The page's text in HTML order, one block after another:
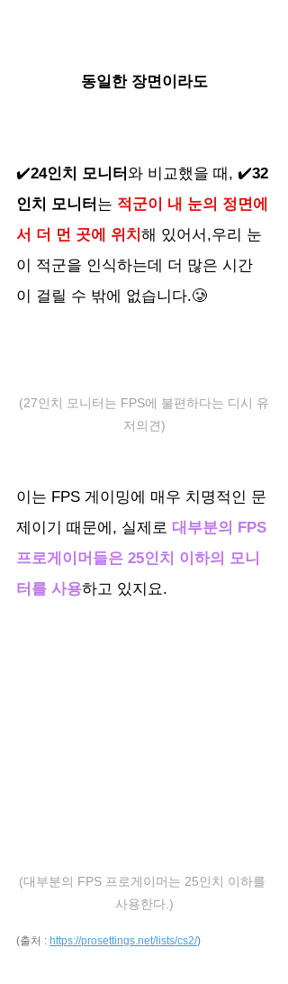
동일한 장면이라도
✔️24인치 모니터 와 비교했을 때, ✔️32
인치 모니터 는 적군이 내 눈의 정면에
서 더 먼 곳에 위치 해 있어서,우리 눈
이 적군을 인식하는데 더 많은 시간
이 걸릴 수 밖에 없습니다.🥲
(27인치 모니터는 FPS에 불편하다는 디시 유
저의견)
이는 FPS 게이밍에 매우 치명적인 문
제이기 때문에, 실제로 대부분의 FPS
프로게이머들은 25인치 이하의 모니
터를 사용하고 있지요.
(대부분의 FPS 프로게이머는 25인치 이하를
사용한다.)
(출처 : https://prosettings.net/lists/cs2/)